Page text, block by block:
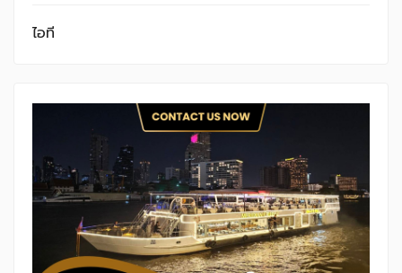
ไอที